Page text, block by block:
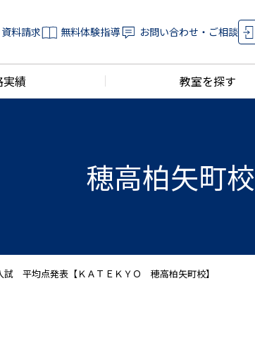
資料請求 無料体験指導 お問い合わせ・ご相談
実績 教室を探す
穂高柏矢町校
平均点発表【ＫＡＴＥＫＹＯ 穂高柏矢町校】